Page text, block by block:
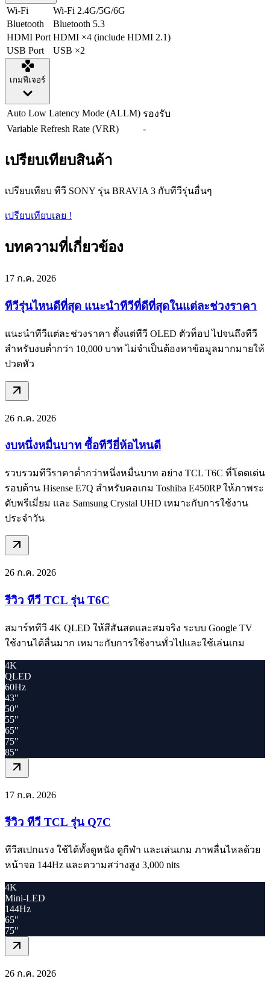
Wi-Fi
Wi-Fi 2.4G/5G/6G
Bluetooth
Bluetooth 5.3
HDMI Port HDMI ×4 (include HDMI 2.1)
USB Port
USB ×2
เกมฟีเจอร์
Auto Low Latency Mode (ALLM) รองรับ
Variable Refresh Rate (VRR)
-
เปรียบเทียบสินค้า
เปรียบเทียบ ทีวี SONY รุ่น BRAVIA 3 กับทีวีรุ่นอื่นๆ
เปรียบเทียบเลย !
บทความที่เกี่ยวข้อง
17 ก.ค. 2026
ทีวีรุ่นไหนดีที่สุด แนะนำทีวีที่ดีที่สุดในแต่ละช่วงราคา
แนะนำทีวีแต่ละช่วงราคา ตั้งแต่ทีวี OLED ตัวท็อป ไปจนถึงทีวี
สำหรับงบต่ำกว่า 10,000 บาท ไม่จำเป็นต้องหาข้อมูลมากมายให้
ปวดหัว
26 ก.ค. 2026
งบหนึ่งหมื่นบาท ซื้อทีวียี่ห้อไหนดี
รวบรวมทีวีราคาต่ำกว่าหนึ่งหมื่นบาท อย่าง TCL T6C ที่โดดเด่น
รอบด้าน Hisense E7Q สำหรับคอเกม Toshiba E450RP ให้ภาพระ
ดับพรีเมี่ยม และ Samsung Crystal UHD เหมาะกับการใช้งาน
ประจำวัน
26 ก.ค. 2026
รีวิว ทีวี TCL รุ่น T6C
สมาร์ททีวี 4K QLED ให้สีสันสดและสมจริง ระบบ Google TV
ใช้งานได้ลื่นมาก เหมาะกับการใช้งานทั่วไปและใช้เล่นเกม
4K
QLED
60Hz
43"
50"
55"
65"
75"
85"
17 ก.ค. 2026
รีวิว ทีวี TCL รุ่น Q7C
ทีวีสเปกแรง ใช้ได้ทั้งดูหนัง ดูกีฬา และเล่นเกม ภาพลื่นไหลด้วย
หน้าจอ 144Hz และความสว่างสูง 3,000 nits
4K
Mini-LED
144Hz
65"
75"
26 ก.ค. 2026